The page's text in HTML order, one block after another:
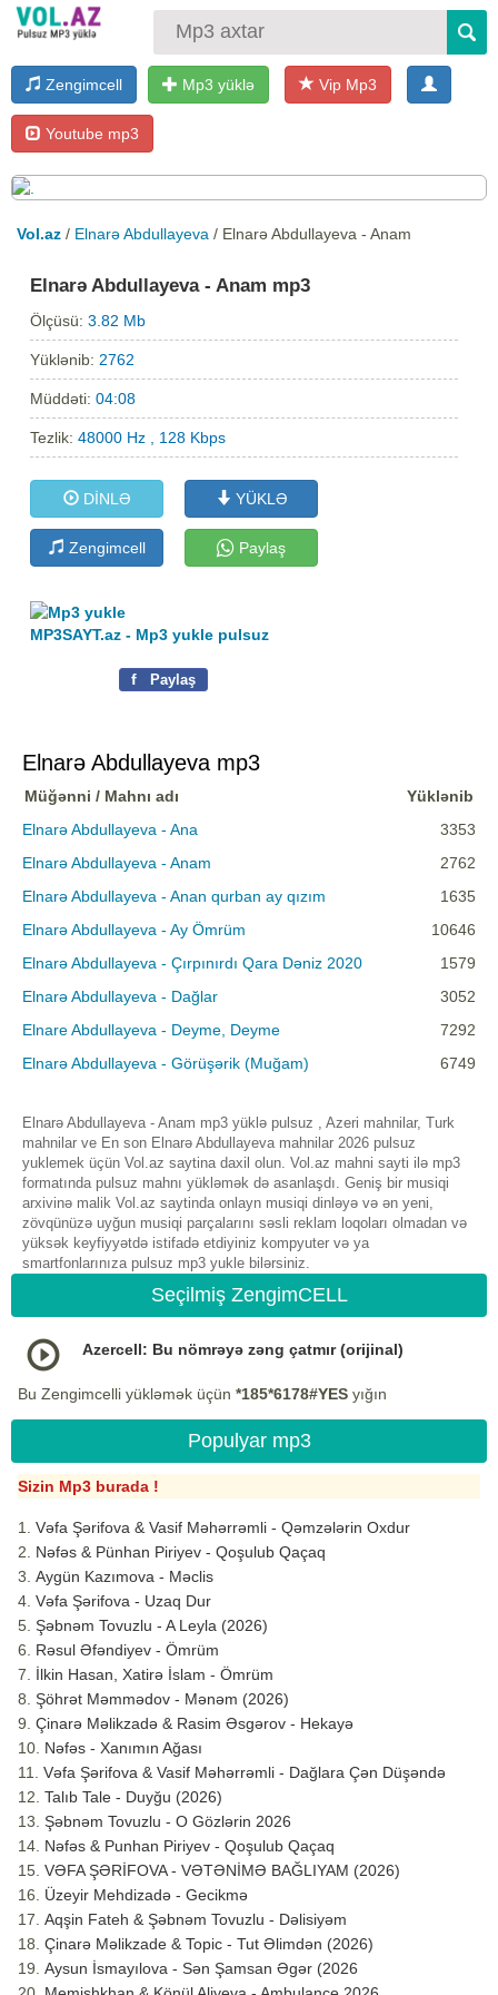
Zengimcell Mp3 yüklə Vip Mp3
Youtube mp3
Vol.az / Elnarə Abdullayeva / Elnarə Abdullayeva - Anam
Elnarə Abdullayeva - Anam mp3
Ölçüsü:3.82 Mb
Yüklənib: 2762
Müddəti:04:08
Tezlik:48000 Hz , 128 Kbps
DİNLƏ YÜKLƏ
Zengimcell Paylaş
MP3SAYT.az - Mp3 yukle pulsuz
f Paylaş
Elnarə Abdullayeva mp3
Müğənni / Mahnı adı
Yüklənib
Elnarə Abdullayeva - Ana
3353
Elnarə Abdullayeva - Anam
2762
Elnarə Abdullayeva - Anan qurban ay qızım
1635
Elnarə Abdullayeva - Ay Ömrüm
10646
Elnarə Abdullayeva - Çırpınırdı Qara Dəniz 2020
1579
Elnarə Abdullayeva - Dağlar
3052
Elnare Abdullayeva - Deyme, Deyme
7292
Elnarə Abdullayeva - Görüşərik (Muğam)
6749
Elnarə Abdullayeva - Anam mp3 yüklə pulsuz , Azeri mahnilar, Turk
mahnilar ve En son Elnarə Abdullayeva mahnilar 2026 pulsuz
yuklemek üçün Vol.az saytina daxil olun. Vol.az mahni sayti ilə mp3
formatında pulsuz mahnı yükləmək də asanlaşdı. Geniş bir musiqi
arxivinə malik Vol.az saytinda onlayn musiqi dinləyə və ən yeni,
zövqünüzə uyğun musiqi parçalarını səsli reklam loqoları olmadan və
yüksək keyfiyyətdə istifadə etdiyiniz kompyuter və ya
smartfonlarınıza pulsuz mp3 yukle bilərsiniz.
Seçilmiş ZengimCELL
Azercell: Bu nömrəyə zəng çatmır (orijinal)
Bu Zengimcelli yükləmək üçün *185*6178#YES yığın
Populyar mp3
Sizin Mp3 burada !
Vəfa Şərifova & Vasif Məhərrəmli - Qəmzələrin Oxdur
Nəfəs & Pünhan Piriyev - Qoşulub Qaçaq
Aygün Kazımova - Məclis
Vəfa Şərifova - Uzaq Dur
Şəbnəm Tovuzlu - A Leyla (2026)
Rəsul Əfəndiyev - Ömrüm
İlkin Hasan, Xatirə İslam - Ömrüm
Şöhrət Məmmədov - Mənəm (2026)
Çinarə Məlikzadə & Rasim Əsgərov - Hekayə
Nəfəs - Xanımın Ağası
Vəfa Şərifova & Vasif Məhərrəmli - Dağlara Çən Düşəndə
Talıb Tale - Duyğu (2026)
Şəbnəm Tovuzlu - O Gözlərin 2026
Nəfəs & Punhan Piriyev - Qoşulub Qaçaq
VƏFA ŞƏRİFOVA - VƏTƏNİMƏ BAĞLIYAM (2026)
Üzeyir Mehdizadə - Gecikmə
Aqşin Fateh & Şəbnəm Tovuzlu - Dəlisiyəm
Çinarə Məlikzade & Topic - Tut Əlimdən (2026)
Aysun İsmayılova - Sən Şamsan Əgər (2026